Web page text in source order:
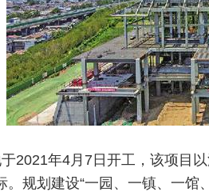
2021年4月7日开工，该项目
。规划建设“一园、一镇、一